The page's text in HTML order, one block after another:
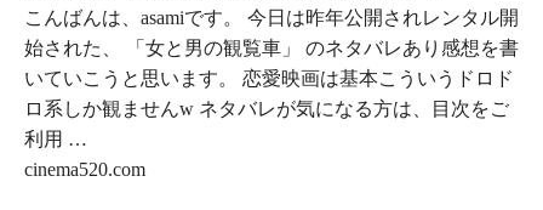
こんばんは、asamiです。 今日は昨年公開されレンタル開
始された、 「女と男の観覧車」 のネタバレあり感想を書
いていこうと思います。 恋愛映画は基本こういうドロド
ロ系しか観ませんw ネタバレが気になる方は、目次をご
利用 …
cinema520.com